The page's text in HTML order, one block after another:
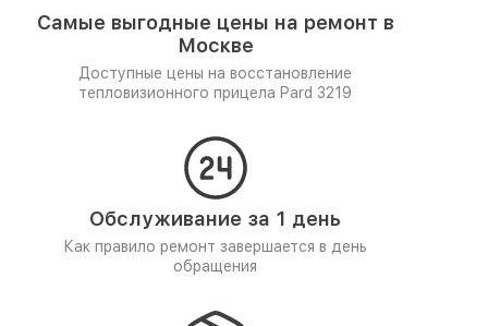
Самые выгодные цены на ремонт в
Москве
Доступные цены на восстановление
тепловизионного прицела Pard 3219
Обслуживание за 1 день
Как правило ремонт завершается в день
обращения